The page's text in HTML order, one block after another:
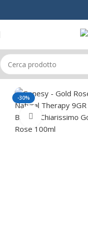
Home CAPELLI TINTURE
-30%
Click to